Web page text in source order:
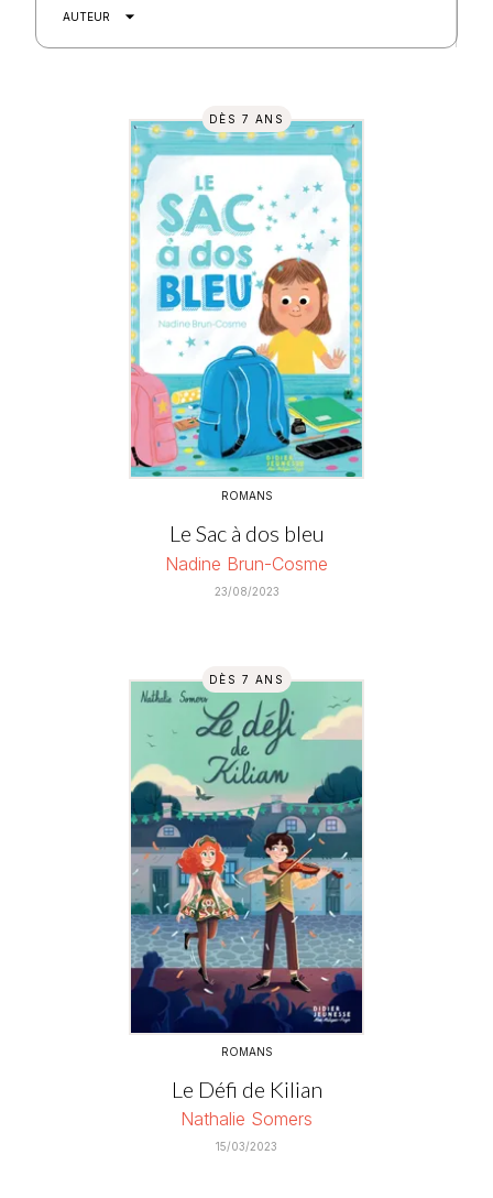
AUTEUR arrow_drop_down
DÈS 7 ANS
ROMANS
Le Sac à dos bleu
Nadine Brun-Cosme
23/08/2023
DÈS 7 ANS
ROMANS
Le Défi de Kilian
Nathalie Somers
15/03/2023